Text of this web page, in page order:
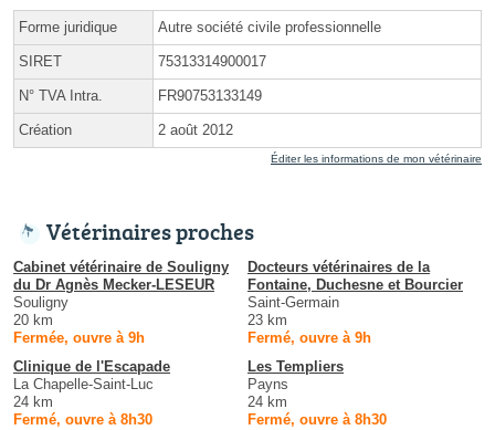
Forme juridique Autre société civile professionnelle
SIRET 75313314900017
N° TVA Intra. FR90753133149
Création 2 août 2012
Éditer les informations de mon vétérinaire
Vétérinaires proches
Cabinet vétérinaire de Souligny
du Dr Agnès Mecker-LESEUR
Souligny
20 km
Fermée, ouvre à 9h
Docteurs vétérinaires de la
Fontaine, Duchesne et Bourcier
Saint-Germain
23 km
Fermé, ouvre à 9h
Clinique de l'Escapade
La Chapelle-Saint-Luc
24 km
Fermé, ouvre à 8h30
Les Templiers
Payns
24 km
Fermé, ouvre à 8h30